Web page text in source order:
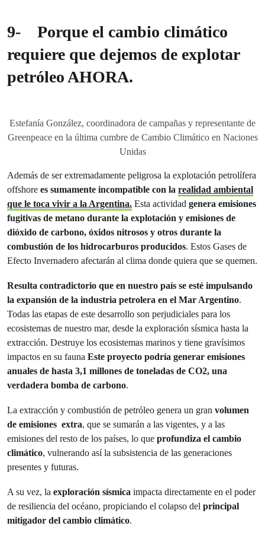
9-
Porque el cambio climático
requiere que dejemos de explotar
petróleo AHORA.
Estefanía González, coordinadora de campañas y representante de
Greenpeace en la última cumbre de Cambio Climático en Naciones
Unidas
Además de ser extremadamente peligrosa la explotación petrolífera
offshore es sumamente incompatible con la realidad ambiental
que le toca vivir a la Argentina. Esta actividad genera emisiones
fugitivas de metano durante la explotación y emisiones de
dióxido de carbono, óxidos nitrosos y otros durante la
combustión de los hidrocarburos producidos. Estos Gases de
Efecto Invernadero afectarán al clima donde quiera que se quemen.
Resulta contradictorio que en nuestro país se esté impulsando
la expansión de la industria petrolera en el Mar Argentino.
Todas las etapas de este desarrollo son perjudiciales para los
ecosistemas de nuestro mar, desde la exploración sísmica hasta la
extracción. Destruye los ecosistemas marinos y tiene gravísimos
impactos en su fauna Este proyecto podría generar emisiones
anuales de hasta 3,1 millones de toneladas de CO2, una
verdadera bomba de carbono.
La extracción y combustión de petróleo genera un gran volumen
de emisiones extra, que se sumarán a las vigentes, y a las
emisiones del resto de los países, lo que profundiza el cambio
climático, vulnerando así la subsistencia de las generaciones
presentes y futuras.
A su vez, la exploración sísmica impacta directamente en el poder
de resiliencia del océano, propiciando el colapso del principal
mitigador del cambio climático.